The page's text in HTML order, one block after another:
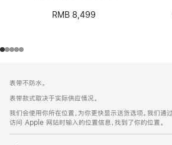
RMB 8,499
页
页
脚
注
表带不防水。
表带款式取决于实际供应情况。
我们会使用你所在位置，为你更快显示送货选项。我们通
访问 Apple 网站时输入的位置信息，找到了你的位置。